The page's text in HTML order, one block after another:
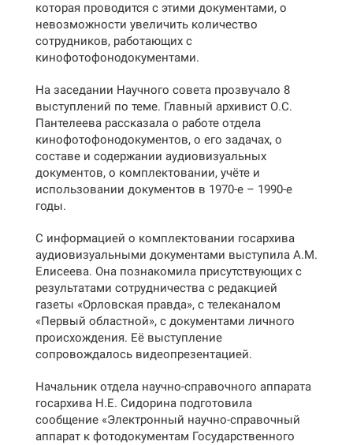
которая проводится с этими документами, о
невозможности увеличить количество
сотрудников, работающих с
кинофотофонодокументами.
На заседании Научного совета прозвучало 8
выступлений по теме. Главный архивист О.С.
Пантелеева рассказала о работе отдела
кинофотофонодокументов, о его задачах, о
составе и содержании аудиовизуальных
документов, о комплектовании, учёте и
использовании документов в 1970-е – 1990-е
годы.
С информацией о комплектовании госархива
аудиовизуальными документами выступила А.М.
Елисеева. Она познакомила присутствующих с
результатами сотрудничества с редакцией
газеты «Орловская правда», с телеканалом
«Первый областной», с документами личного
происхождения. Её выступление
сопровождалось видеопрезентацией.
Начальник отдела научно-справочного аппарата
госархива Н.Е. Сидорина подготовила
сообщение «Электронный научно-справочный
аппарат к фотодокументам Государственного